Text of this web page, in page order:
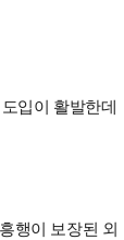
입이 활발한데
행이 보장된 외